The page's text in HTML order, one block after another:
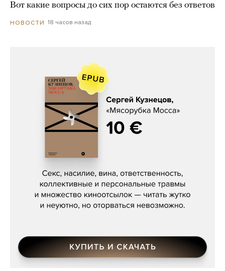
Вот какие вопросы до сих пор остаются без ответов
НОВОСТИ 18 часов назад
Сергей Кузнецов, «Мясорубка